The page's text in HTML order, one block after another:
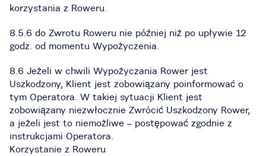
korzystania z Roweru.
8.5.6 do Zwrotu Roweru nie później niż po upływie 12
godz. od momentu Wypożyczenia.
8.6 Jeżeli w chwili Wypożyczania Rower jest
Uszkodzony, Klient jest zobowiązany poinformować o
tym Operatora. W takiej sytuacji Klient jest
zobowiązany niezwłocznie Zwrócić Uszkodzony Rower,
a jeżeli jest to niemożliwe – postępować zgodnie z
instrukcjami Operatora.
Korzystanie z Roweru